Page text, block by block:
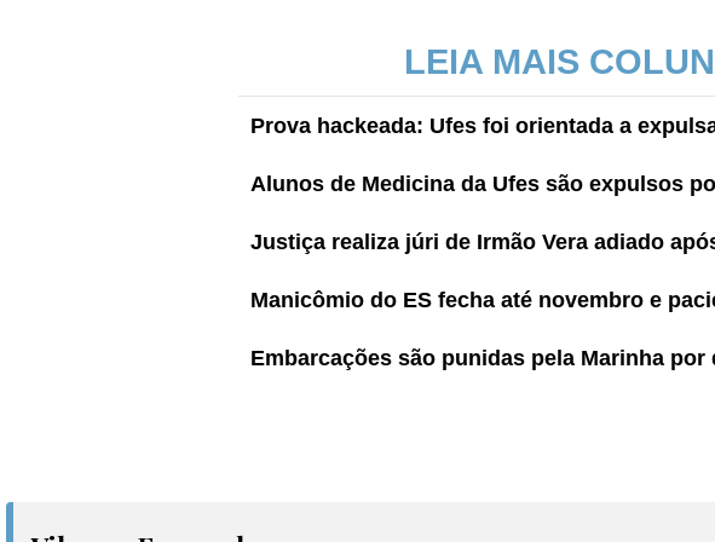
LEIA MAIS
Prova hackeada: Ufes foi orientada a
Alunos de Medicina da Ufes são expulsos
Justiça realiza júri de Irmão Vera adiado
Manicômio do ES fecha até novembro e
Embarcações são punidas pela Marinha